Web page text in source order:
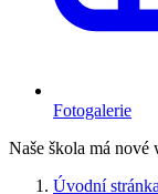
Fotogalerie
Naše škola má nové
Úvodní stránka